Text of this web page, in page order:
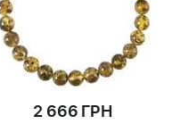
2 666 ГРН